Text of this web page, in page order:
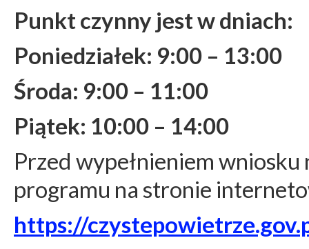
Punkt czynny jest w dniach:
Poniedziałek: 9:00 – 13:00
Środa: 9:00 – 11:00
Piątek: 10:00 – 14:00
Przed wypełnieniem
programu na stronie
https://